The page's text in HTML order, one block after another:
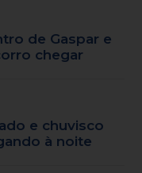
de Gaspar e
chegar
e chuvisco
à noite